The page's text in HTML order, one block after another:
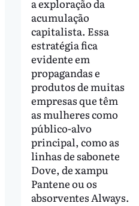
a exploração da
acumulação
capitalista. Essa
estratégia fica
evidente em
propagandas e
produtos de muitas
empresas que têm
as mulheres como
público-alvo
principal, como as
linhas de sabonete
Dove, de xampu
Pantene ou os
absorventes Always.